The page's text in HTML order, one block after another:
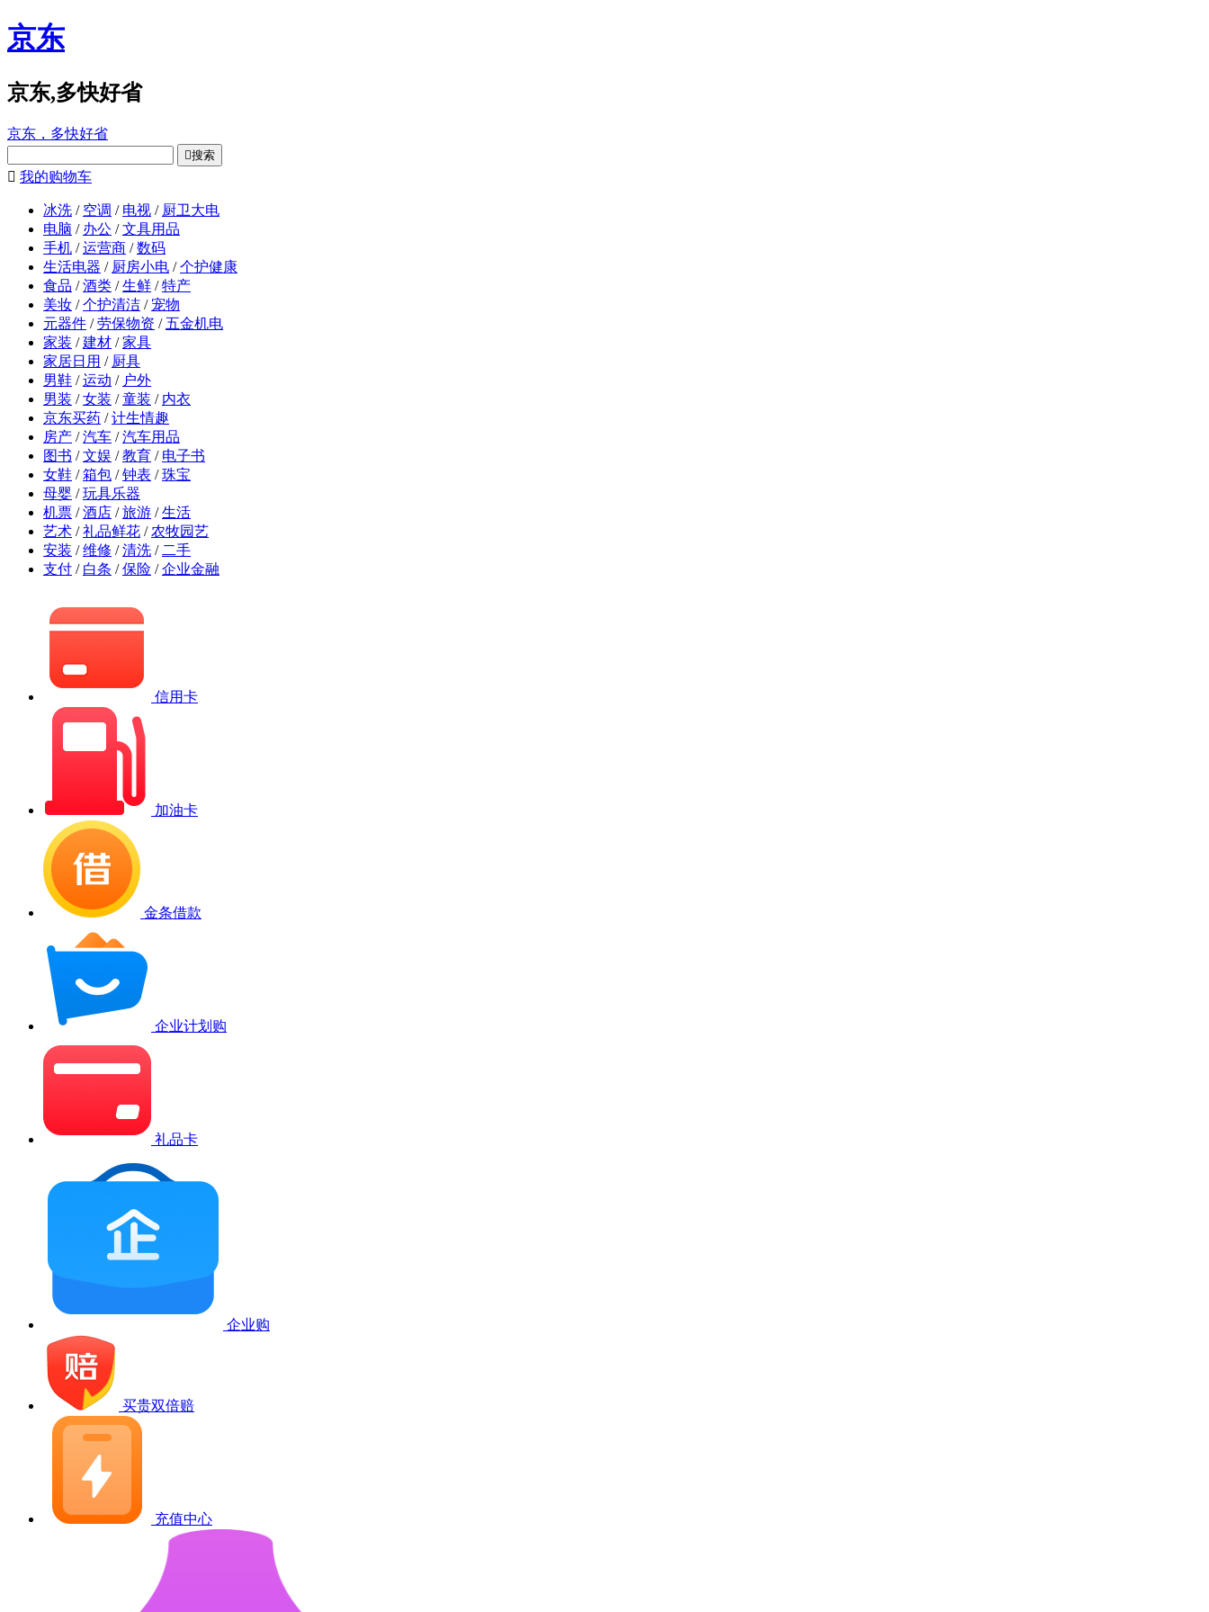
京东
京东,多快好省
京东，多快好省
搜索
 我的购物车
冰洗 / 空调 / 电视 / 厨卫大电
电脑 / 办公 / 文具用品
手机 / 运营商 / 数码
生活电器 / 厨房小电 / 个护健康
食品 / 酒类 / 生鲜 / 特产
美妆 / 个护清洁 / 宠物
元器件 / 劳保物资 / 五金机电
家装 / 建材 / 家具
家居日用 / 厨具
男鞋 / 运动 / 户外
男装 / 女装 / 童装 / 内衣
京东买药 / 计生情趣
房产 / 汽车 / 汽车用品
图书 / 文娱 / 教育 / 电子书
女鞋 / 箱包 / 钟表 / 珠宝
母婴 / 玩具乐器
机票 / 酒店 / 旅游 / 生活
艺术 / 礼品鲜花 / 农牧园艺
安装 / 维修 / 清洗 / 二手
支付 / 白条 / 保险 / 企业金融
信用卡
加油卡
金条借款
企业计划购
礼品卡
企业购
买贵双倍赔
充值中心